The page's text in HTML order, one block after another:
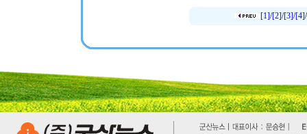
[1]/[2]/[3]/[4]/